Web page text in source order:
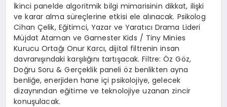
İkinci panelde algoritmik bilgi mimarisinin dikkat, ilişki
ve karar alma süreçlerine etkisi ele alınacak. Psikolog
Cihan Çelik, Eğitimci, Yazar ve Yaratıcı Drama Lideri
Müjdat Ataman ve Gamester Kids / Tiny Minies
Kurucu Ortağı Onur Karcı, dijital filtrenin insan
davranışındaki karşılığını tartışacak. Filtre: Öz Göz,
Doğru Soru & Gerçeklik paneli öz benlikten ayna
benliğe, enerjiden hane içi psikolojiye, gelecek
dizaynından eğitime ve teknolojiye uzanan zincir
konuşulacak.